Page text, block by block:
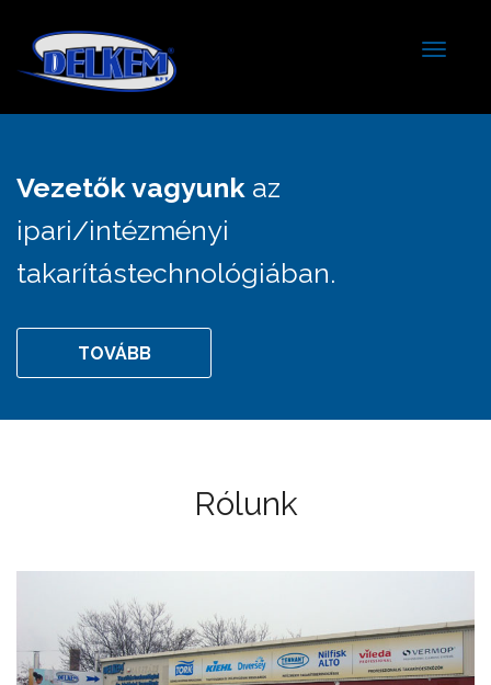
Toggle
Vezetők vagyunk az
ipari/intézményi
takarítástechnológiában.
TOVÁBB
Rólunk